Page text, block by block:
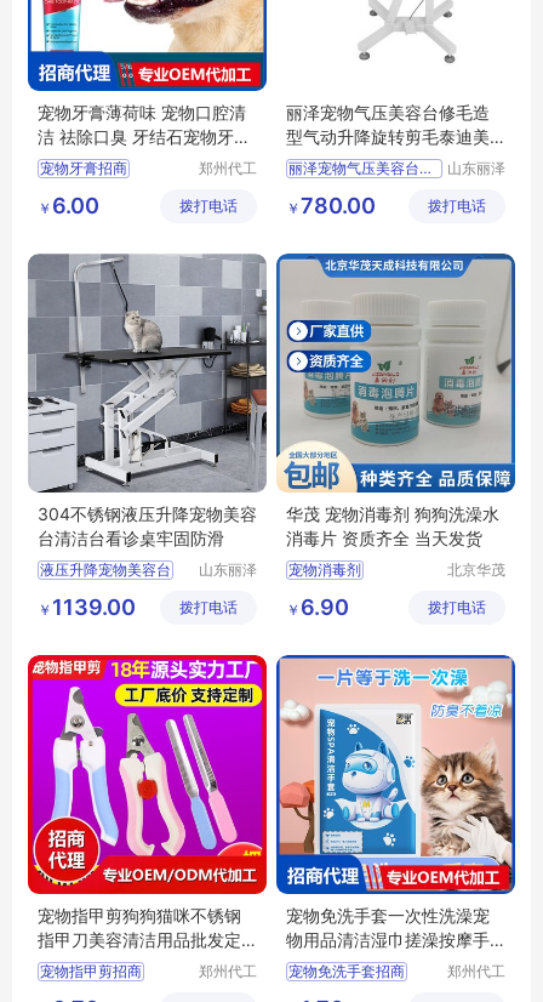
宠物牙膏薄荷味 宠物口腔清
洁 祛除口臭 牙结石宠物牙膏
批发定制
宠物牙膏招商
宠物牙膏批发
宠物口腔清洁定制
郑州代工
技有限公
￥ 6.00 拨打电话
丽泽宠物气压美容台修毛造
型气动升降旋转剪毛泰迪美
容桌
丽泽宠物气压美容台修毛造型气动升降旋转剪毛泰迪美容桌
狗狗及用品
山东丽泽
有限公司
￥ 780.00 拨打电话
304不锈钢液压升降宠物美容
台清洁台看诊桌牢固防滑
液压升降宠物美容台
狗狗及用品
山东丽泽
有限公司
￥ 1139.00 拨打电话
华茂 宠物消毒剂 狗狗洗澡水
消毒片 资质齐全 当天发货
宠物消毒剂
北京华茂
发展有限
￥ 6.90 拨打电话
宠物指甲剪狗狗猫咪不锈钢
指甲刀美容清洁用品批发定
制
宠物指甲剪招商
郑州代工
宠物免洗手套一次性洗澡宠
物用品清洁湿巾搓澡按摩手
套批发
宠物免洗手套招商
郑州代工